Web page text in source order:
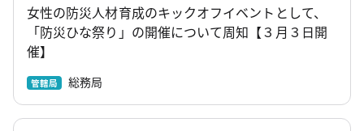
女性の防災人材育成のキックオフイベントとして、
「防災ひな祭り」の開催について周知【３月３日開
催】
管轄局 総務局